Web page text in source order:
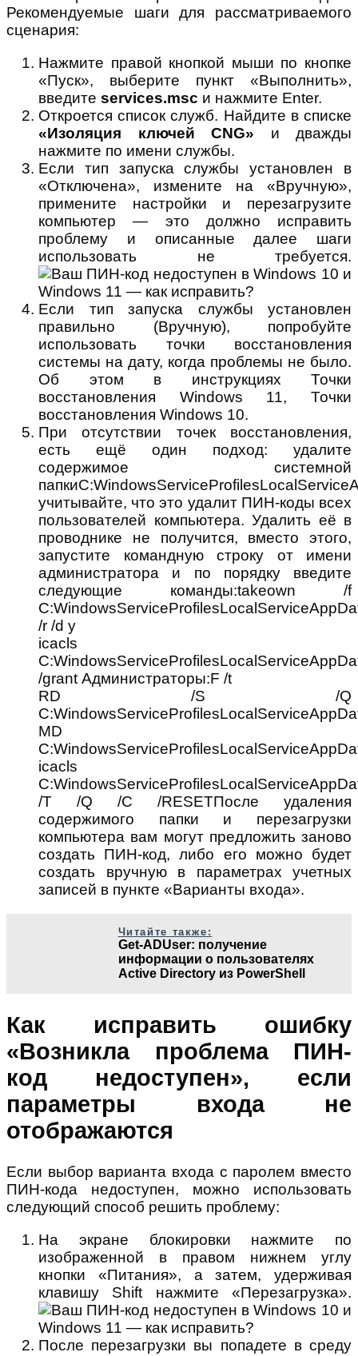
Рекомендуемые шаги для рассматриваемого
сценария:
Нажмите правой кнопкой мыши по кнопке
«Пуск», выберите пункт «Выполнить»,
введите services.msc и нажмите Enter.
Откроется список служб. Найдите в списке
«Изоляция ключей CNG» и дважды
нажмите по имени службы.
Если тип запуска службы установлен в
«Отключена», измените на «Вручную»,
примените настройки и перезагрузите
компьютер — это должно исправить
проблему и описанные далее шаги
использовать не требуется.
Если тип запуска службы установлен
правильно (Вручную), попробуйте
использовать точки восстановления
системы на дату, когда проблемы не было.
Об этом в инструкциях Точки
восстановления Windows 11, Точки
восстановления Windows 10.
При отсутствии точек восстановления,
есть ещё один подход: удалите
содержимое системной
учитывайте, что это удалит ПИН-коды всех
пользователей компьютера. Удалить её в
проводнике не получится, вместо этого,
запустите командную строку от имени
администратора и по порядку введите
следующие команды:takeown /f
/r /d y
icacls
/grant Администраторы:F /t
RD /S /Q
MD
icacls
/T /Q /C /RESETПосле удаления
содержимого папки и перезагрузки
компьютера вам могут предложить заново
создать ПИН-код, либо его можно будет
создать вручную в параметрах учетных
записей в пункте «Варианты входа».
Читайте также:
Get-ADUser: получение
информации о пользователях
Active Directory из PowerShell
Как исправить ошибку
«Возникла проблема ПИН-
код недоступен», если
параметры входа не
отображаются
Если выбор варианта входа с паролем вместо
ПИН-кода недоступен, можно использовать
следующий способ решить проблему:
На экране блокировки нажмите по
изображенной в правом нижнем углу
кнопки «Питания», а затем, удерживая
клавишу Shift нажмите «Перезагрузка».
После перезагрузки вы попадете в среду